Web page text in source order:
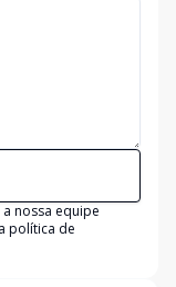
nossa equipe
política de